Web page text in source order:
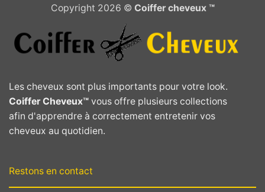
Copyright 2026 © Coiffer cheveux ™
Les cheveux sont plus importants pour votre look.
Coiffer Cheveux™ vous offre plusieurs collections
afin d'apprendre à correctement entretenir vos
cheveux au quotidien.
Restons en contact